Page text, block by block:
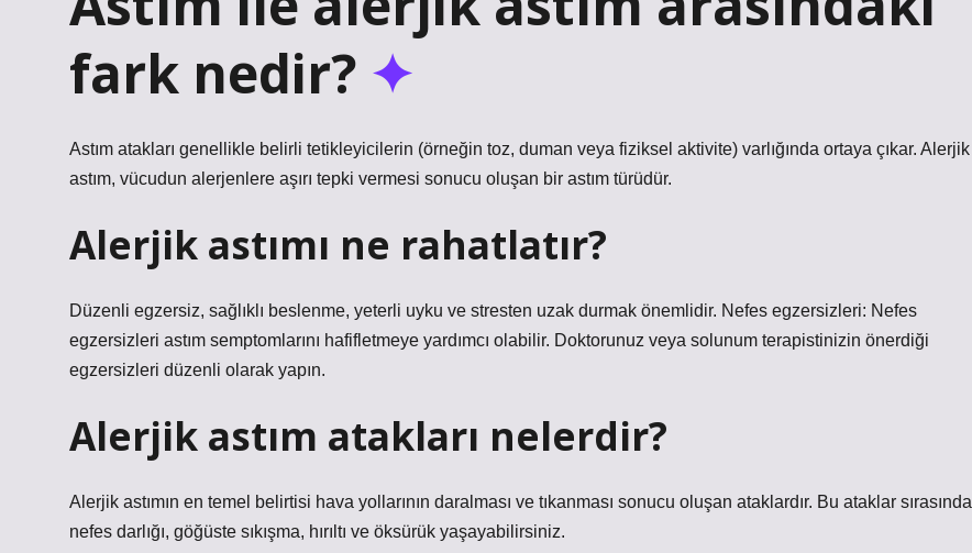
fark nedir?
Astım atakları genellikle belirli tetikleyicilerin (örneğin toz, duman veya fiziksel aktivite) varlığında ortaya çıkar. Alerjik
astım, vücudun alerjenlere aşırı tepki vermesi sonucu oluşan bir astım türüdür.
Alerjik astımı ne rahatlatır?
Düzenli egzersiz, sağlıklı beslenme, yeterli uyku ve stresten uzak durmak önemlidir. Nefes egzersizleri: Nefes
egzersizleri astım semptomlarını hafifletmeye yardımcı olabilir. Doktorunuz veya solunum terapistinizin önerdiği
egzersizleri düzenli olarak yapın.
Alerjik astım atakları nelerdir?
Alerjik astımın en temel belirtisi hava yollarının daralması ve tıkanması sonucu oluşan ataklardır. Bu ataklar sırasında
nefes darlığı, göğüste sıkışma, hırıltı ve öksürük yaşayabilirsiniz.